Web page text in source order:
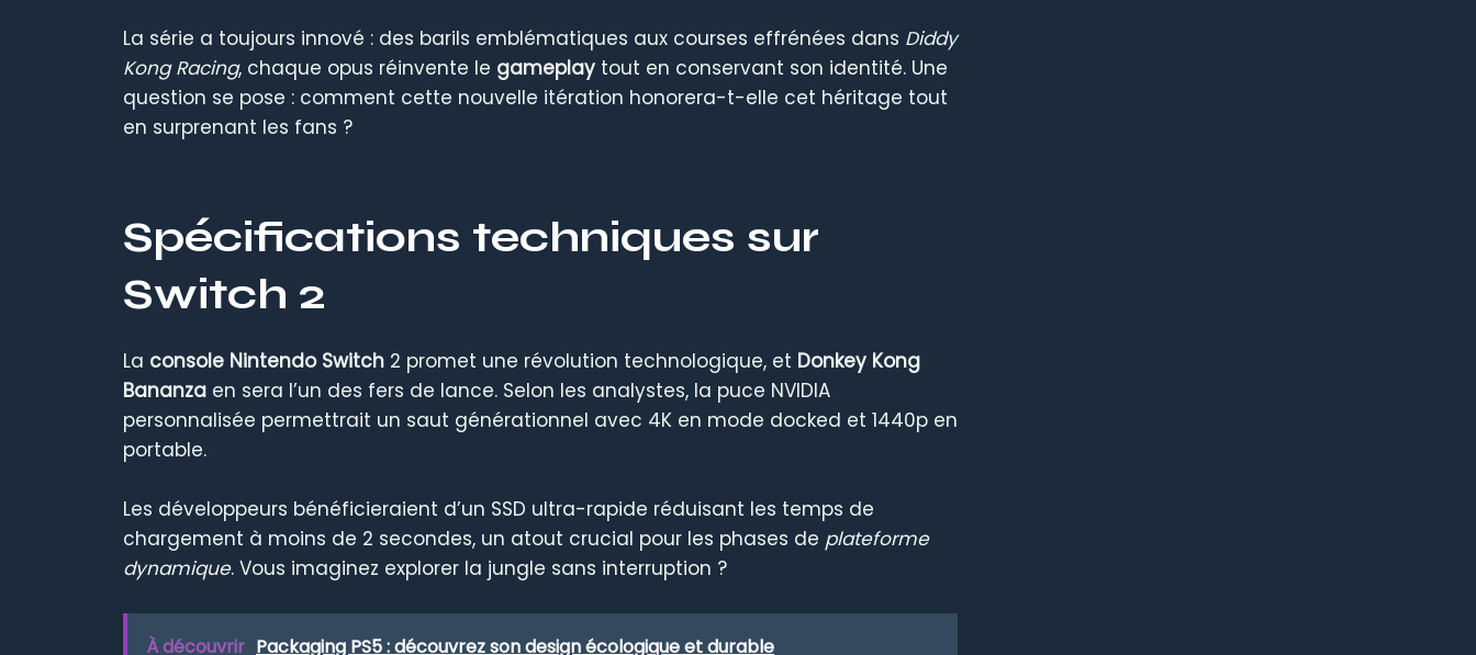
La série a toujours innové : des barils emblématiques aux courses effrénées dans Diddy
Kong Racing, chaque opus réinvente le gameplay tout en conservant son identité. Une
question se pose : comment cette nouvelle itération honorera-t-elle cet héritage tout
en surprenant les fans ?
Spécifications techniques sur
Switch 2
La console Nintendo Switch 2 promet une révolution technologique, et Donkey Kong
Bananza en sera l’un des fers de lance. Selon les analystes, la puce NVIDIA
personnalisée permettrait un saut générationnel avec 4K en mode docked et 1440p en
portable.
Les développeurs bénéficieraient d’un SSD ultra-rapide réduisant les temps de
chargement à moins de 2 secondes, un atout crucial pour les phases de plateforme
dynamique. Vous imaginez explorer la jungle sans interruption ?
À découvrir Packaging PS5 : découvrez son design écologique et durable